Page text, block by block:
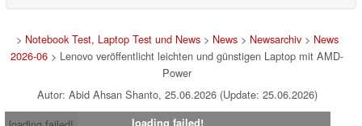
> Notebook Test, Laptop Test und News> News> Newsarchiv> News
2026-06 > Lenovo veröffentlicht leichten und günstigen Laptop mit AMD-
Power
Autor: Abid Ahsan Shanto, 25.06.2026 (Update: 25.06.2026)